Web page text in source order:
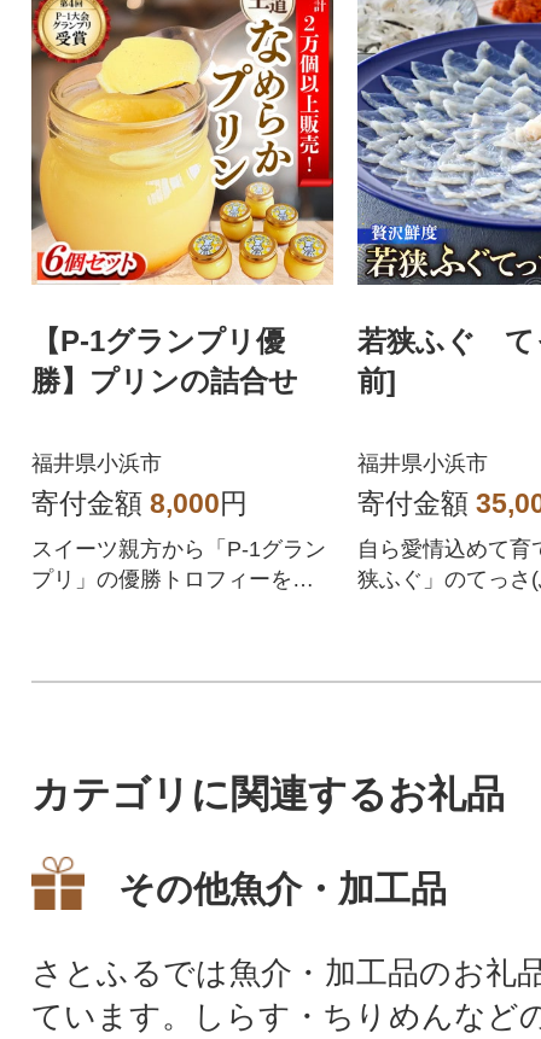
【P-1グランプリ優
勝】プリンの詰合せ
福井県小浜市
寄付金額 8,000円
スイーツ親方から「P-1グラン
プリ」の優勝トロフィーを授
若狭ふぐ て
前]
福井県小浜市
寄付金額
自ら愛情込めて育
狭ふぐ」のてっさ
カテゴリに関連するお礼品
その他魚介・加工品
さとふるでは魚介・加工品のお礼
ています。しらす・ちりめんなど